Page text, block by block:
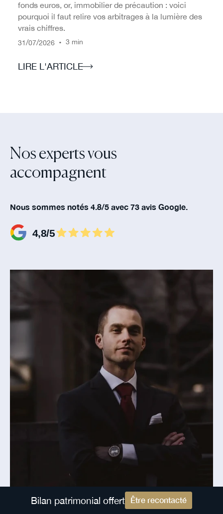
fonds euros, or, immobilier de précaution : voici
pourquoi il faut relire vos arbitrages à la lumière des
vrais chiffres.
31/07/2026 • 3 min
LIRE L'ARTICLE
Nos experts vous
accompagnent‍
Nous sommes notés 4.8/5 avec 73 avis Google.
Bilan patrimonial offert Être recontacté